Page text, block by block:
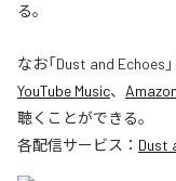
る。
なお「Dust and Echoes
YouTube Music、
聴くことができる。
各配信サービス： Dust